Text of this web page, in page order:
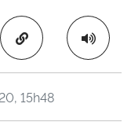
Copiar para área
15h48